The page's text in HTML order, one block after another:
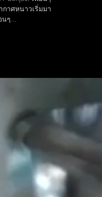
าศหนาวเริ่มมา
นๆ...